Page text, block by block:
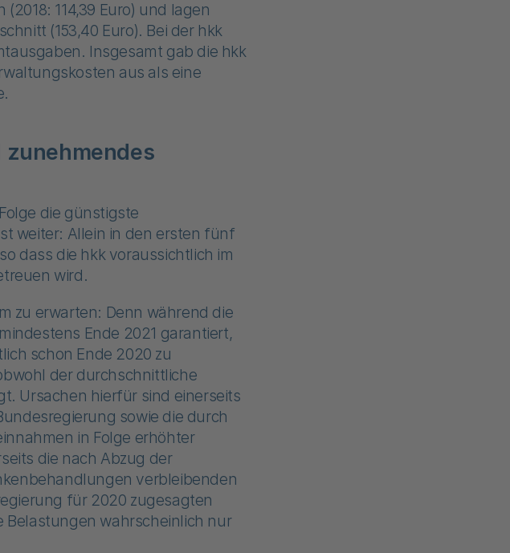
114,39 Euro) und lagen
(153,40 Euro). Bei der hkk
Insgesamt gab die hkk
aus als eine
die günstigste
weiter: Allein in den ersten fünf
dass die hkk voraussichtlich im
wird.
zu erwarten: Denn während die
Ende 2021 garantiert,
schon Ende 2020 zu
der durchschnittliche
Ursachen hierfür sind einerseits
sowie die durch
in Folge erhöhter
die nach Abzug der
verbleibenden
für 2020 zugesagten
Belastungen wahrscheinlich nur